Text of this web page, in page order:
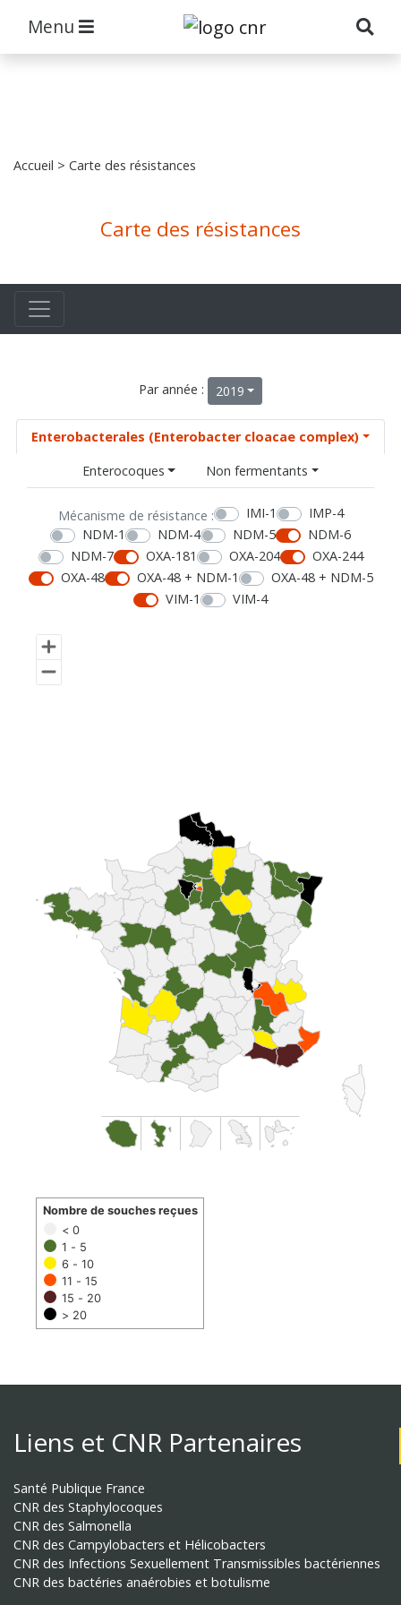
Menu
Accueil > Carte des résistances
Carte des résistances
Par année : 2019
Enterobacterales (Enterobacter cloacae complex)
Enterocoques
Non fermentants
Mécanisme de résistance : IMI-1
IMP-4
NDM-1
NDM-4 NDM-5
NDM-6
NDM-7
OXA-181 OXA-204
OXA-244
OXA-48
OXA-48 + NDM-1
OXA-48 + NDM-5
VIM-1
VIM-4
< 0
1 - 5
6 - 10
11 - 15
15 - 20
> 20
Nombre de souches reçues
Liens et CNR Partenaires
Santé Publique France
CNR des Staphylocoques
CNR des Salmonella
CNR des Campylobacters et Hélicobacters
CNR des Infections Sexuellement Transmissibles bactériennes
CNR des bactéries anaérobies et botulisme